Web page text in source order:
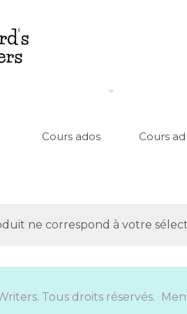
Cours ados Cours
ne correspond à votre
Tous droits réservés.